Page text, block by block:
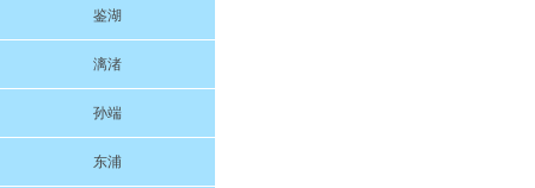
鉴湖
漓渚
孙端
东浦